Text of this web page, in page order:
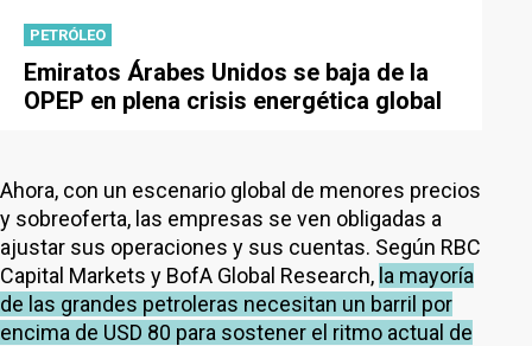
PETRÓLEO
Emiratos Árabes Unidos se baja de la
OPEP en plena crisis energética global
Ahora, con un escenario global de menores precios
y sobreoferta, las empresas se ven obligadas a
ajustar sus operaciones y sus cuentas. Según RBC
Capital Markets y BofA Global Research, la mayoría
de las grandes petroleras necesitan un barril por
encima de USD 80 para sostener el ritmo actual de